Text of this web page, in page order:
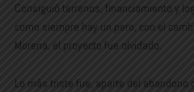
Consiguió terrenos, financiamiento y
como siempre hay un pero, con el
Morena, el proyecto fue olvidado.
Lo más triste fue, aparte del abandono